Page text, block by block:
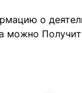
о
можно